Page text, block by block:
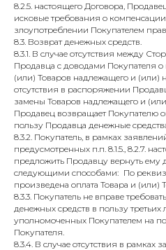
8.2.5. настоящего Договора,
исковые требования о компенсации
злоупотреблении Покупателем
8.3. Возврат денежных средств.
8.3.1. В случае отсутствия между
Продавца с доводами Покупателя о
(или) Товаров надлежащего и (или)
отсутствия в распоряжении
замены Товаров надлежащего и
Продавец возвращает Покупателю
пользу Продавца денежные
8.3.2. Покупатель, в рамках
предусмотренных п.п. 8.1.5., 8.2.7.
предложить Продавцу вернуть ему
следующими способами: По
произведена оплата Товара и (или)
8.3.3. Покупатель не вправе
денежных средств в пользу третьих
уполномоченных Покупателем на
Покупателя.
8.3.4. В случае отсутствия в рамках